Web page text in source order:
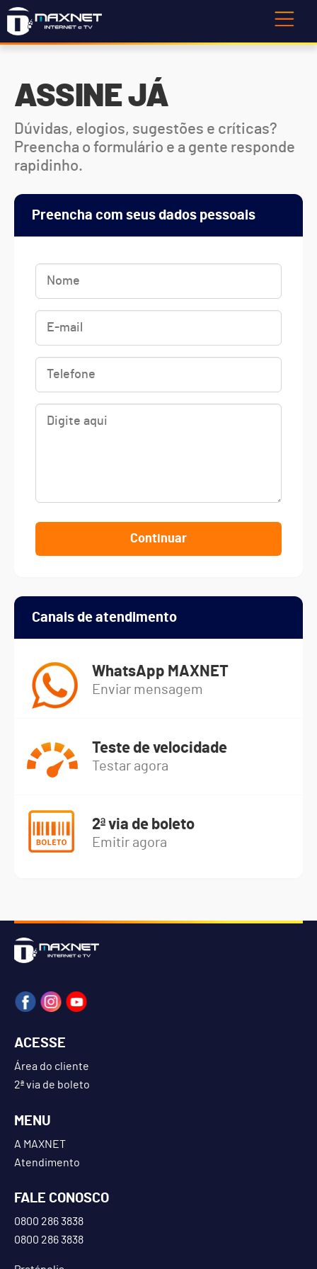
ASSINE JÁ
Dúvidas, elogios, sugestões e críticas?
Preencha o formulário e a gente responde
rapidinho.
Preencha com seus dados pessoais
Continuar
Canais de atendimento
WhatsApp MAXNET
Enviar mensagem
Teste de velocidade
Testar agora
2ª via de boleto
Emitir agora
ACESSE
Área do cliente
2ª via de boleto
MENU
A MAXNET
Atendimento
FALE CONOSCO
0800 286 3838
0800 286 3838